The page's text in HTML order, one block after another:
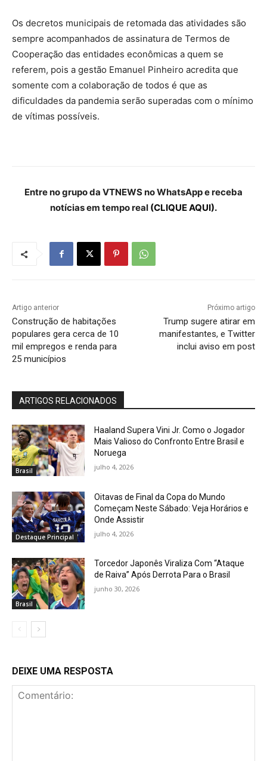
Os decretos municipais de retomada das atividades são
sempre acompanhados de assinatura de Termos de
Cooperação das entidades econômicas a quem se
referem, pois a gestão Emanuel Pinheiro acredita que
somente com a colaboração de todos é que as
dificuldades da pandemia serão superadas com o mínimo
de vítimas possíveis.
Entre no grupo da VTNEWS no WhatsApp e receba
notícias em tempo real (CLIQUE AQUI).
Artigo anterior
Construção de habitações
populares gera cerca de 10
mil empregos e renda para
25 municípios
Próximo artigo
Trump sugere atirar em
manifestantes, e Twitter
inclui aviso em post
ARTIGOS RELACIONADOS
Brasil
Haaland Supera Vini Jr. Como o Jogador
Mais Valioso do Confronto Entre Brasil e
Noruega
julho 4, 2026
Destaque Principal
Oitavas de Final da Copa do Mundo
Começam Neste Sábado: Veja Horários e
Onde Assistir
julho 4, 2026
Brasil
Torcedor Japonês Viraliza Com “Ataque
de Raiva” Após Derrota Para o Brasil
junho 30, 2026
DEIXE UMA RESPOSTA